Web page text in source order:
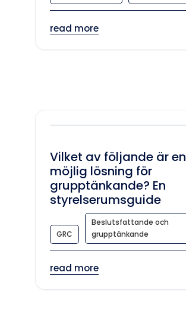
read more
Vilket av följande är en
möjlig lösning för
grupptänkande? En
styrelserumsguide
GRC
Beslutsfattande och
grupptänkande
read more